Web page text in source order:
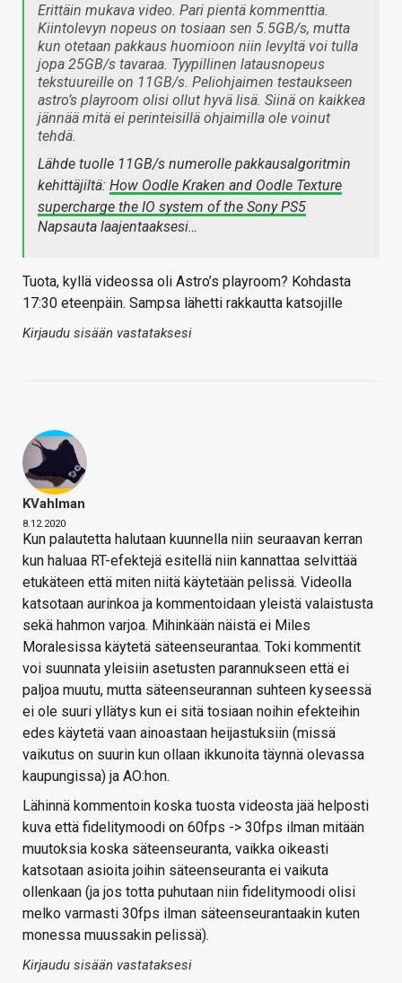
Erittäin mukava video. Pari pientä kommenttia.
Kiintolevyn nopeus on tosiaan sen 5.5GB/s, mutta
kun otetaan pakkaus huomioon niin levyltä voi tulla
jopa 25GB/s tavaraa. Tyypillinen latausnopeus
tekstuureille on 11GB/s. Peliohjaimen testaukseen
astro’s playroom olisi ollut hyvä lisä. Siinä on kaikkea
jännää mitä ei perinteisillä ohjaimilla ole voinut
tehdä.
Lähde tuolle 11GB/s numerolle pakkausalgoritmin
kehittäjiltä: How Oodle Kraken and Oodle Texture
supercharge the IO system of the Sony PS5
Napsauta laajentaaksesi…
Tuota, kyllä videossa oli Astro’s playroom? Kohdasta
17:30 eteenpäin. Sampsa lähetti rakkautta katsojille
Kirjaudu sisään vastataksesi
KVahlman
8.12.2020
Kun palautetta halutaan kuunnella niin seuraavan kerran
kun haluaa RT-efektejä esitellä niin kannattaa selvittää
etukäteen että miten niitä käytetään pelissä. Videolla
katsotaan aurinkoa ja kommentoidaan yleistä valaistusta
sekä hahmon varjoa. Mihinkään näistä ei Miles
Moralesissa käytetä säteenseurantaa. Toki kommentit
voi suunnata yleisiin asetusten parannukseen että ei
paljoa muutu, mutta säteenseurannan suhteen kyseessä
ei ole suuri yllätys kun ei sitä tosiaan noihin efekteihin
edes käytetä vaan ainoastaan heijastuksiin (missä
vaikutus on suurin kun ollaan ikkunoita täynnä olevassa
kaupungissa) ja AO:hon.
Lähinnä kommentoin koska tuosta videosta jää helposti
kuva että fidelitymoodi on 60fps -> 30fps ilman mitään
muutoksia koska säteenseuranta, vaikka oikeasti
katsotaan asioita joihin säteenseuranta ei vaikuta
ollenkaan (ja jos totta puhutaan niin fidelitymoodi olisi
melko varmasti 30fps ilman säteenseurantaakin kuten
monessa muussakin pelissä).
Kirjaudu sisään vastataksesi